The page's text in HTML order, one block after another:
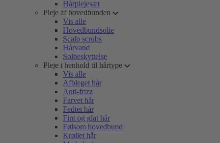
Hårplejesæt
Pleje af hovedbunden
Vis alle
Hovedbundsolie
Scalp scrubs
Hårvand
Solbeskyttelse
Pleje i henhold til hårtype
Vis alle
Afbleget hår
Anti-frizz
Farvet hår
Fedtet hår
Fint og glat hår
Følsom hovedbund
Krøllet hår